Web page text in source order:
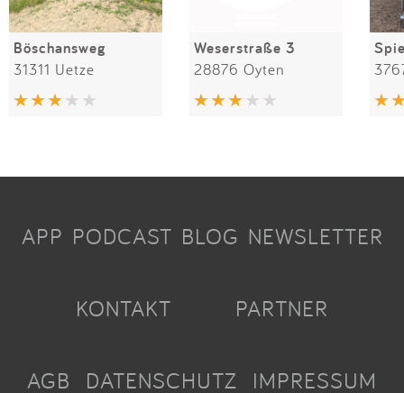
Böschansweg
31311 Uetze
Weserstraße 3
28876 Oyten
APP PODCAST BLOG NEWSLETTER
KONTAKT PARTNER
AGB DATENSCHUTZ IMPRESSUM